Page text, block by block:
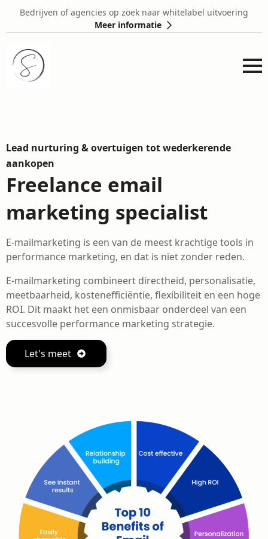
Bedrijven of agencies op zoek naar whitelabel uitvoering
Meer informatie
Lead nurturing & overtuigen tot wederkerende
aankopen
Freelance email
marketing specialist
E-mailmarketing is een van de meest krachtige tools in
performance marketing, en dat is niet zonder reden.
E-mailmarketing combineert directheid, personalisatie,
meetbaarheid, kostenefficiëntie, flexibiliteit en een hoge
ROI. Dit maakt het een onmisbaar onderdeel van een
succesvolle performance marketing strategie.
Let's meet